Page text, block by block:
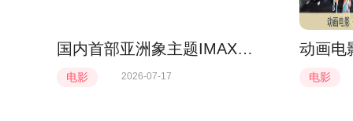
国内首部亚洲象主题IMAX原创纪录片《象行记》定档10.23 IMAX镜头捕捉史诗
电影 2026-07-17 电影